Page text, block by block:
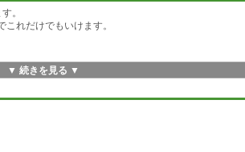
。
れだけでもいけます。
▼ 続きを見る ▼